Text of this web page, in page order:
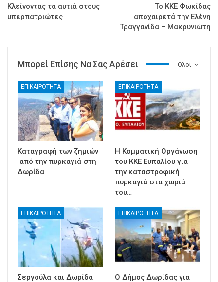
Κλείνοντας τα αυτιά στους
υπερπατριώτες
Το ΚΚΕ Φωκίδας
αποχαιρετά την Ελένη
Τραγγανίδα – Μακρυνιώτη
Ολοι
Μπορεί Επίσης Να Σας Αρέσει
ΕΠΙΚΑΙΡΟΤΗΤΑ
Καταγραφή των ζημιών
από την πυρκαγιά στη
Δωρίδα
ΕΠΙΚΑΙΡΟΤΗΤΑ
Η Κομματική Οργάνωση
του ΚΚΕ Ευπαλίου για
την καταστροφική
πυρκαγιά στα χωριά
του…
ΕΠΙΚΑΙΡΟΤΗΤΑ
Σεργούλα και Δωρίδα
ΕΠΙΚΑΙΡΟΤΗΤΑ
Ο Δήμος Δωρίδας για